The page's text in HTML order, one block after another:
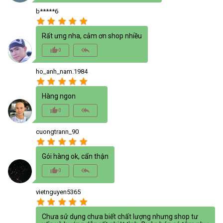
b*****6
star star star star star
Rất ưng nha, cảm ơn shop nhiều
thumb_up_alt0 reply_all
ho_anh_nam.1984
star star star star star
Hàng ngon
thumb_up_alt0 reply_all
cuongtrann_90
star star star star star
Gói hàng ok, cẩn thận
thumb_up_alt0 reply_all
vietnguyen5365
star star star star star
Chưa sử dụng chưa biết chất lượng nhưng shop tư